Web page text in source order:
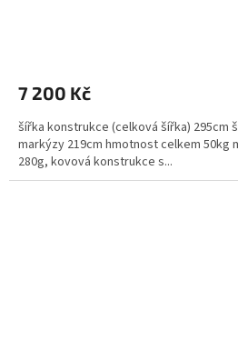
7 200 Kč
šířka konstrukce (celková šířka) 295cm
markýzy 219cm hmotnost celkem 50kg
280g, kovová konstrukce s...